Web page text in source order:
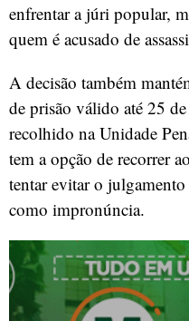
enfrentar a júri popular,
quem é acusado de
A decisão também
de prisão válido até 25
recolhido na Unidade
tem a opção de recorrer
tentar evitar o
como impronúncia.